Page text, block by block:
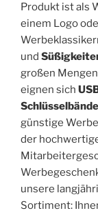
Produkt ist als
einem Logo
und
großen
eignen sich
günstige
der
unsere
Sortiment: